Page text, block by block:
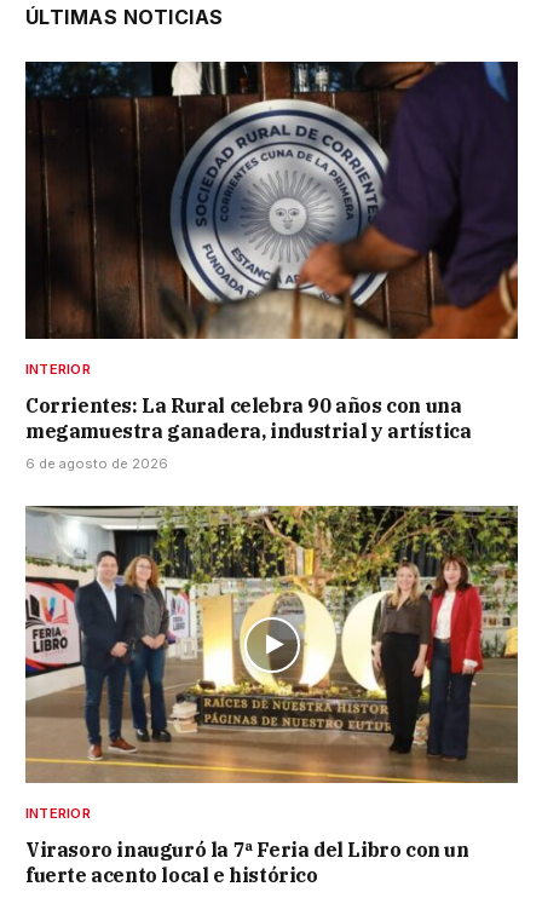
ÚLTIMAS NOTICIAS
INTERIOR
Corrientes: La Rural celebra 90 años con una
megamuestra ganadera, industrial y artística
6 de agosto de 2026
INTERIOR
Virasoro inauguró la 7ª Feria del Libro con un
fuerte acento local e histórico